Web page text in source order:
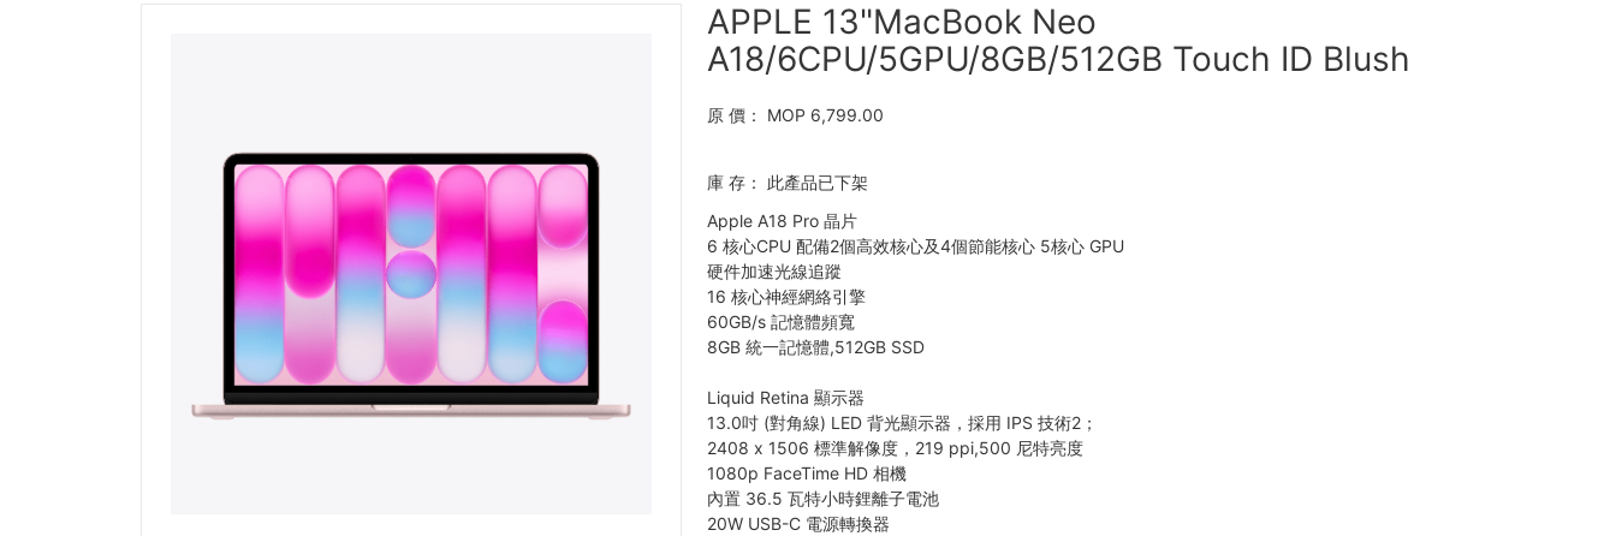
APPLE 13"MacBook Neo
A18/6CPU/5GPU/8GB/512GB Touch ID Blush
原 價： MOP 6,799.00
庫 存：
此產品已下架
Apple A18 Pro 晶片
6 核心CPU 配備2個高效核心及4個節能核心 5核心 GPU
硬件加速光線追蹤
16 核心神經網絡引擎
60GB/s 記憶體頻寬
8GB 統一記憶體,512GB SSD
Liquid Retina 顯示器
13.0吋 (對角線) LED 背光顯示器，採用 IPS 技術2；
2408 x 1506 標準解像度，219 ppi,500 尼特亮度
1080p FaceTime HD 相機
內置 36.5 瓦特小時鋰離子電池
20W USB-C 電源轉換器